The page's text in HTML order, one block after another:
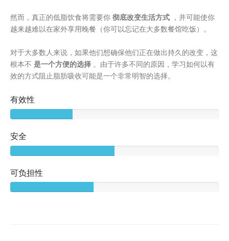
然而，真正的低脂饮食将需要你 彻底改变生活方式 ，并可能使你
越来越难以在家外享用晚餐（你可以忘记在大多数餐馆吃饭）。
对于大多数人来说，如果他们想确保他们正在做出持久的改变，这
根本不 是一个方便的选择 。由于许多不同的原因，学习如何以有
效的方式阻止脂肪吸收可能是一个非常明智的选择。
有效性
安全
可负担性